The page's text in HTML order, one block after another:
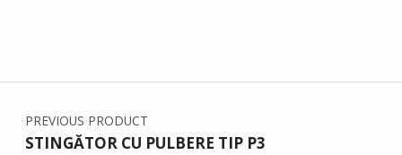
PREVIOUS PRODUCT
STINGĂTOR CU PULBERE TIP P3